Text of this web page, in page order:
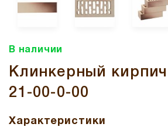
В наличии
Клинкерный
21-00-0-00
Характеристики